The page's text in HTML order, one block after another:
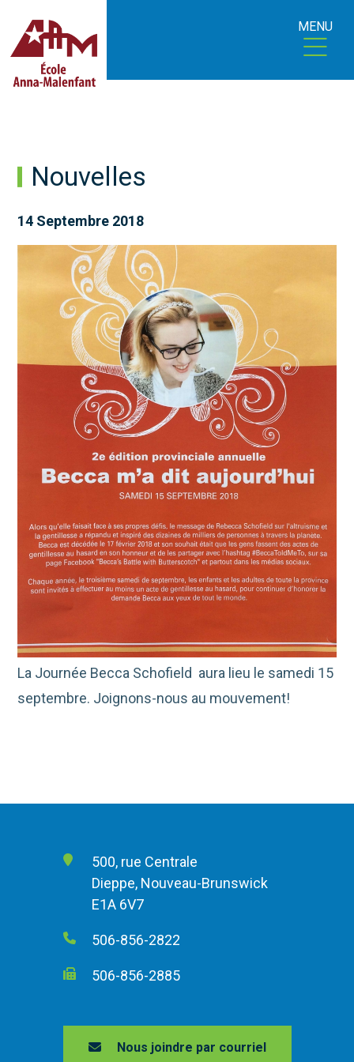
MENU
Nouvelles
14 Septembre 2018
La Journée Becca Schofield aura lieu le samedi 15
septembre. Joignons-nous au mouvement!
500, rue Centrale
Dieppe, Nouveau-Brunswick
E1A 6V7
506-856-2822
506-856-2885
Nous joindre par courriel